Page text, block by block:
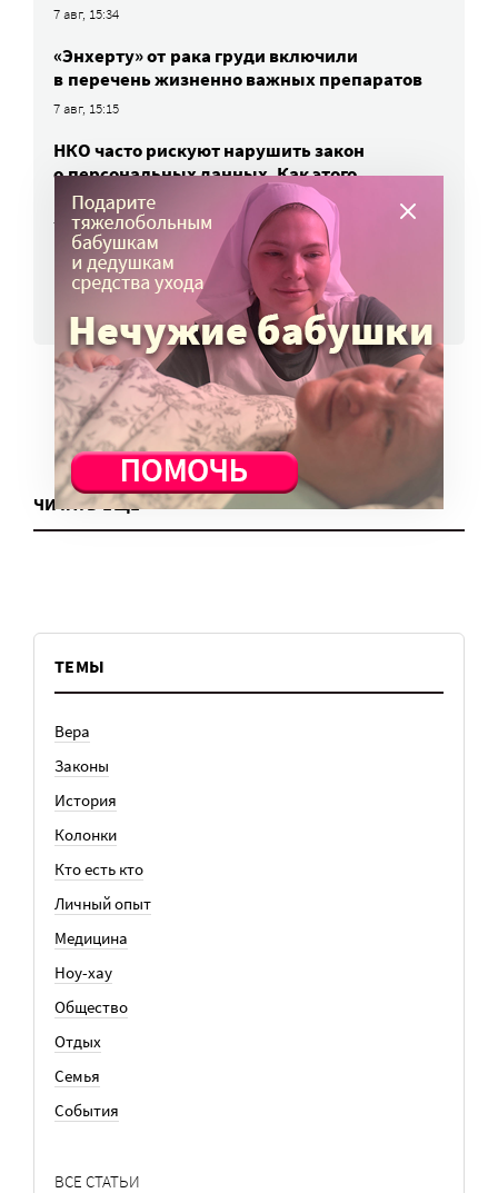
7 авг, 15:34
«Энхерту» от рака груди включили
в перечень жизненно важных препаратов
7 авг, 15:15
НКО часто рискуют нарушить закон
о персональных данных. Как этого
избежать?
7 авг, 13:13
ЧИТАТЬ ЕЩЕ
ТЕМЫ
Вера
Законы
История
Колонки
Кто есть кто
Личный опыт
Медицина
Ноу-хау
Общество
Отдых
Семья
События
ВСЕ СТАТЬИ